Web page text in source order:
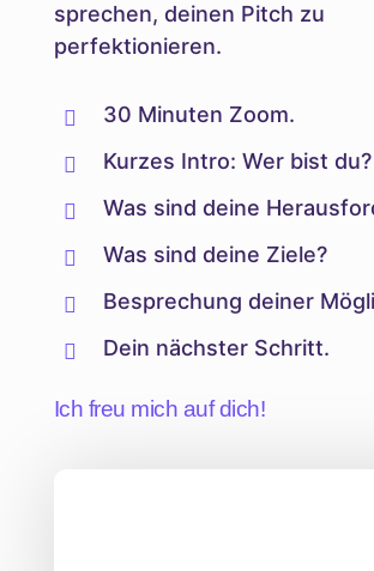
sprechen, deinen Pitch zu
perfektionieren.
 30 Minuten Zoom.
 Kurzes Intro: Wer bist du?
 Was sind deine
 Was sind deine Ziele?
 Besprechung deiner
 Dein nächster Schritt.
Ich freu mich auf dich!